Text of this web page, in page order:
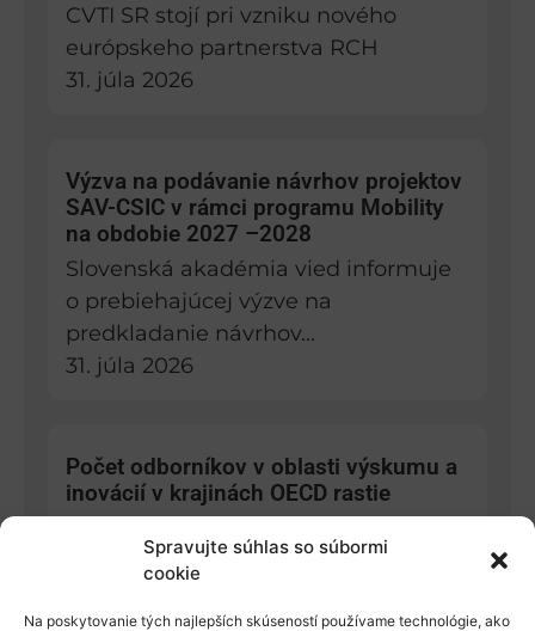
Spravujte súhlas so súbormi
cookie
Na poskytovanie tých najlepších skúseností používame technológie, ako
CVTI SR stojí pri vzniku nového
európskeho partnerstva RCH
31. júla 2026
Výzva na podávanie návrhov projektov
SAV-CSIC v rámci programu Mobility
na obdobie 2027 –2028
Slovenská akadémia vied informuje
o prebiehajúcej výzve na
predkladanie návrhov...
31. júla 2026
Počet odborníkov v oblasti výskumu a
inovácií v krajinách OECD rastie
inžinierstva v súčasnosti tvoria 3,7...